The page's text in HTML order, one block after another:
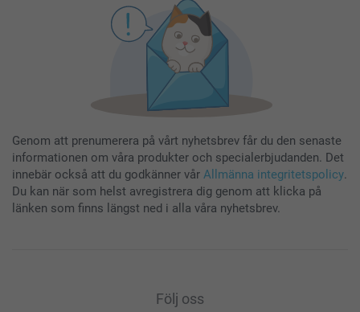
Genom att prenumerera på vårt nyhetsbrev får du den senaste
informationen om våra produkter och specialerbjudanden. Det
innebär också att du godkänner vår Allmänna integritetspolicy.
Du kan när som helst avregistrera dig genom att klicka på
länken som finns längst ned i alla våra nyhetsbrev.
Följ oss